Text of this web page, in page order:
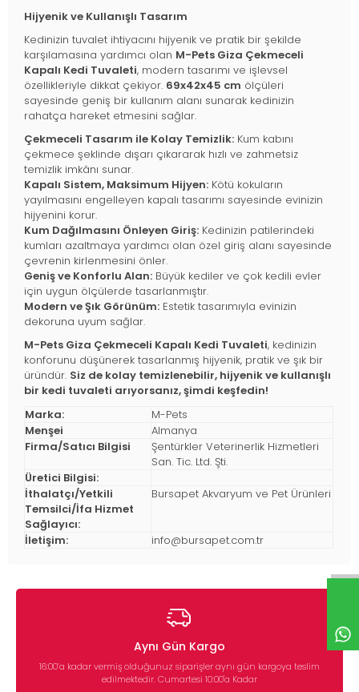
Hijyenik ve Kullanışlı Tasarım
Kedinizin tuvalet ihtiyacını hijyenik ve pratik bir şekilde
karşılamasına yardımcı olan M-Pets Giza Çekmeceli
Kapalı Kedi Tuvaleti, modern tasarımı ve işlevsel
özellikleriyle dikkat çekiyor. 69x42x45 cm ölçüleri
sayesinde geniş bir kullanım alanı sunarak kedinizin
rahatça hareket etmesini sağlar.
Çekmeceli Tasarım ile Kolay Temizlik: Kum kabını
çekmece şeklinde dışarı çıkararak hızlı ve zahmetsiz
temizlik imkânı sunar.
Kapalı Sistem, Maksimum Hijyen: Kötü kokuların
yayılmasını engelleyen kapalı tasarımı sayesinde evinizin
hijyenini korur.
Kum Dağılmasını Önleyen Giriş: Kedinizin patilerindeki
kumları azaltmaya yardımcı olan özel giriş alanı sayesinde
çevrenin kirlenmesini önler.
Geniş ve Konforlu Alan: Büyük kediler ve çok kedili evler
için uygun ölçülerde tasarlanmıştır.
Modern ve Şık Görünüm: Estetik tasarımıyla evinizin
dekoruna uyum sağlar.
M-Pets Giza Çekmeceli Kapalı Kedi Tuvaleti, kedinizin
konforunu düşünerek tasarlanmış hijyenik, pratik ve şık bir
üründür. Siz de kolay temizlenebilir, hijyenik ve kullanışlı
bir kedi tuvaleti arıyorsanız, şimdi keşfedin!
Marka:
M-Pets
Menşei
Almanya
Firma/Satıcı Bilgisi
Şentürkler Veterinerlik Hizmetleri
San. Tic. Ltd. Şti.
Üretici Bilgisi:
İthalatçı/Yetkili
Temsilci/İfa Hizmet
Sağlayıcı:
Bursapet Akvaryum ve Pet Ürünleri
İletişim: info@bursapet.com.tr
Aynı Gün Kargo
16:00’a kadar vermiş olduğunuz siparişler aynı gün kargoya teslim
edilmektedir. Cumartesi 10:00'a Kadar